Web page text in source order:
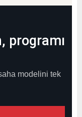
programı
modelini tek